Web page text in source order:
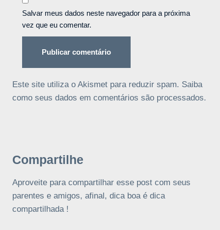
Salvar meus dados neste navegador para a próxima
vez que eu comentar.
Este site utiliza o Akismet para reduzir spam. Saiba
como seus dados em comentários são processados.
Compartilhe
Aproveite para compartilhar esse post com seus
parentes e amigos, afinal, dica boa é dica
compartilhada !